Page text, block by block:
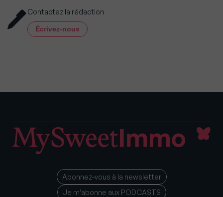
Contactez la rédaction
Écrivez-nous
Abonnez-vous à la newsletter
Je m’abonne aux PODCASTS